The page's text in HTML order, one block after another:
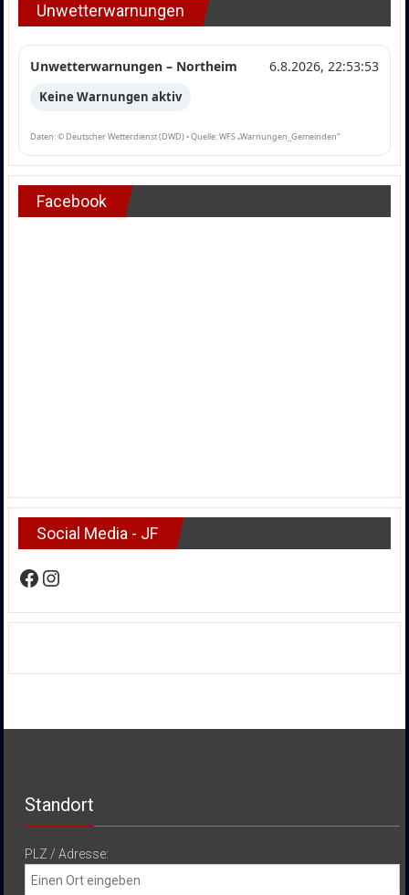
Unwetterwarnungen
Unwetterwarnungen – Northeim 6.8.2026, 22:53:53
Keine Warnungen aktiv
Daten: © Deutscher Wetterdienst (DWD) • Quelle: WFS „Warnungen_Gemeinden“
Facebook
Social Media - JF
Facebook
Instagram
Standort
PLZ / Adresse: